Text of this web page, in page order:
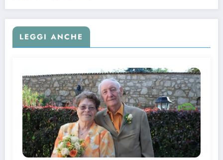
LEGGI ANCHE